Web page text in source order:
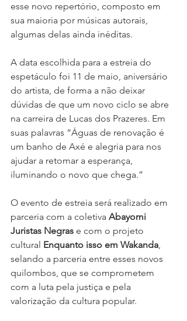
esse novo repertório, composto em
sua maioria por músicas autorais,
algumas delas ainda inéditas.
A data escolhida para a estreia do
espetáculo foi 11 de maio, aniversário
do artista, de forma a não deixar
dúvidas de que um novo ciclo se abre
na carreira de Lucas dos Prazeres. Em
suas palavras “Águas de renovação é
um banho de Axé e alegria para nos
ajudar a retomar a esperança,
iluminando o novo que chega.”
O evento de estreia será realizado em
parceria com a coletiva Abayomi
Juristas Negras e com o projeto
cultural Enquanto isso em Wakanda,
selando a parceria entre esses novos
quilombos, que se comprometem
com a luta pela justiça e pela
valorização da cultura popular.